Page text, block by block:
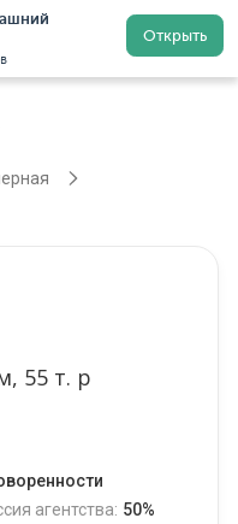
Открыть
Регистрация
55 т. р
агентства: 50%